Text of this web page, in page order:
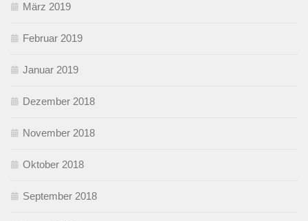
März 2019
Februar 2019
Januar 2019
Dezember 2018
November 2018
Oktober 2018
September 2018